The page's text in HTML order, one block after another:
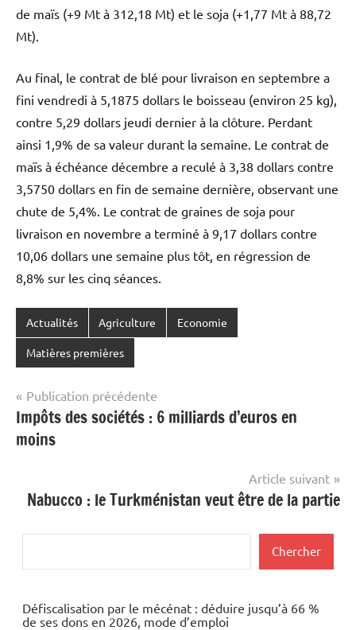
de maïs (+9 Mt à 312,18 Mt) et le soja (+1,77 Mt à 88,72
Mt).
Au final, le contrat de blé pour livraison en septembre a
fini vendredi à 5,1875 dollars le boisseau (environ 25 kg),
contre 5,29 dollars jeudi dernier à la clôture. Perdant
ainsi 1,9% de sa valeur durant la semaine. Le contrat de
maïs à échéance décembre a reculé à 3,38 dollars contre
3,5750 dollars en fin de semaine dernière, observant une
chute de 5,4%. Le contrat de graines de soja pour
livraison en novembre a terminé à 9,17 dollars contre
10,06 dollars une semaine plus tôt, en régression de
8,8% sur les cinq séances.
Actualités Agriculture Economie
Matières premières
Navigation
de
l’article
Publication précédente
Impôts des sociétés : 6 milliards d’euros en
moins
Article suivant
Nabucco : le Turkménistan veut être de la partie
Chercher
Défiscalisation par le mécénat : déduire jusqu’à 66 %
de ses dons en 2026, mode d’emploi